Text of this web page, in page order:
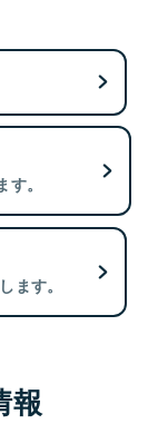
。
ます。
報